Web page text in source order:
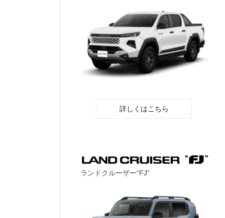
詳しくはこちら
ランドクルーザー“FJ”